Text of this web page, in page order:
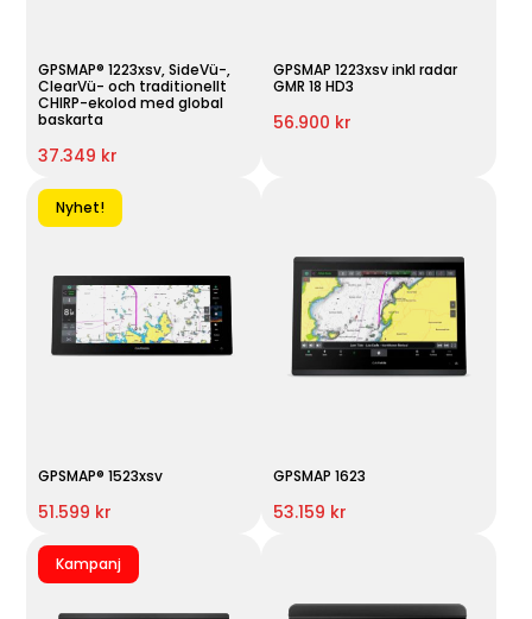
GPSMAP® 1223xsv, SideVü-,
ClearVü- och traditionellt
CHIRP-ekolod med global
baskarta
37.349 kr
GPSMAP 1223xsv inkl radar
GMR 18 HD3
56.900 kr
Nyhet!
GPSMAP® 1523xsv
51.599 kr
GPSMAP 1623
53.159 kr
Kampanj